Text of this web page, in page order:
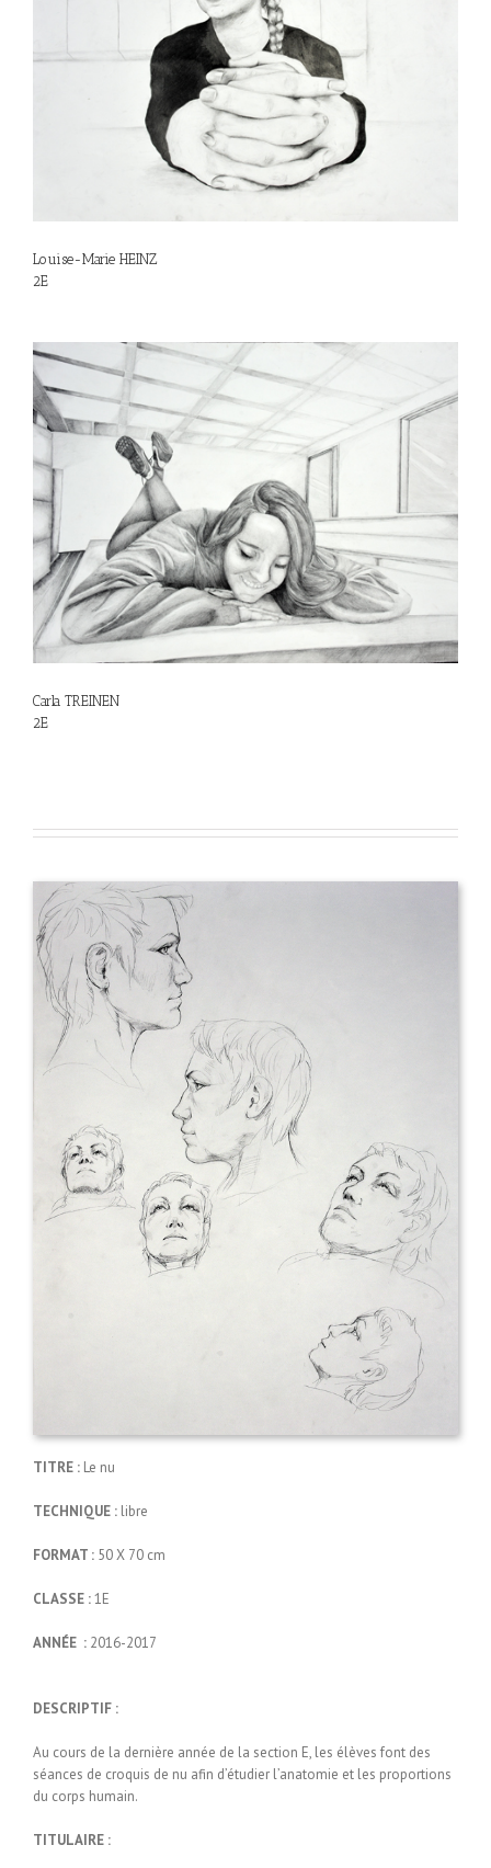
Louise-Marie HEINZ
2E
Carla TREINEN
2E
TITRE : Le nu
TECHNIQUE : libre
FORMAT : 50 X 70 cm
CLASSE :1E
ANNÉE : 2016-2017
DESCRIPTIF :
Au cours de la dernière année de la section E, les élèves font des
séances de croquis de nu afin d’étudier l’anatomie et les proportions
du corps humain.
TITULAIRE :